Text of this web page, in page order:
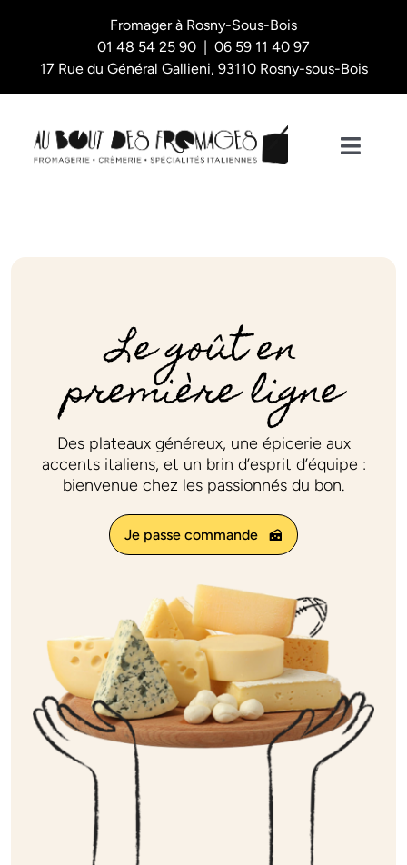
Fromager à Rosny-Sous-Bois
01 48 54 25 90 | 06 59 11 40 97
17 Rue du Général Gallieni, 93110 Rosny-sous-Bois
Qui sommes-nous ?
Plateaux des fêtes
Commander
Le goût en
première ligne
Des plateaux généreux, une épicerie aux
accents italiens, et un brin d’esprit d’équipe :
bienvenue chez les passionnés du bon.
Je passe commande